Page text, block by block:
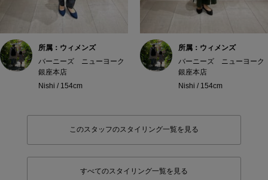
所属：ウィメンズ
バーニーズ ニューヨーク
銀座本店
Nishi / 154cm
所属：ウィメンズ
バーニーズ ニューヨーク
銀座本店
Nishi / 154cm
このスタッフのスタイリング一覧を見る
すべてのスタイリング一覧を見る